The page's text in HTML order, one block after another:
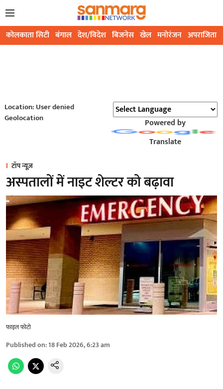
कोलकाता सिटी बंगाल देश/विदेश बिजनेस खेल मनोरंजन अपराजिता
Location: User denied
Geolocation
Powered by
Translate
टॉप न्यूज़
अस्पतालों में नाइट शेल्टर को बढ़ावा
फाइल फोटो
Published on:18 Feb 2026, 6:23 am